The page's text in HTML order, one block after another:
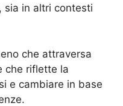
sia in altri contesti
che attraversa
che riflette la
e cambiare in base